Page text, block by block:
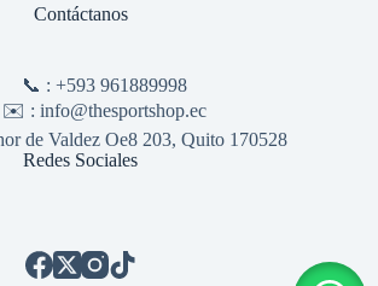
Contáctanos
📞 :+593 961889998
✉️ :info@thesportshop.ec
de Valdez Oe8 203, Quito 170528
Redes Sociales